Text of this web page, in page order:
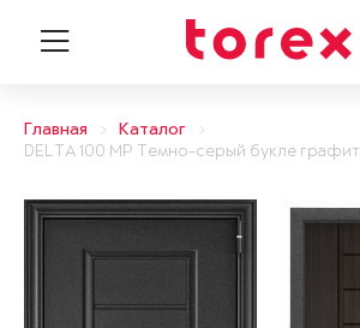
Главная
Каталог
DELTA 100 MP Темно-серый букле графит